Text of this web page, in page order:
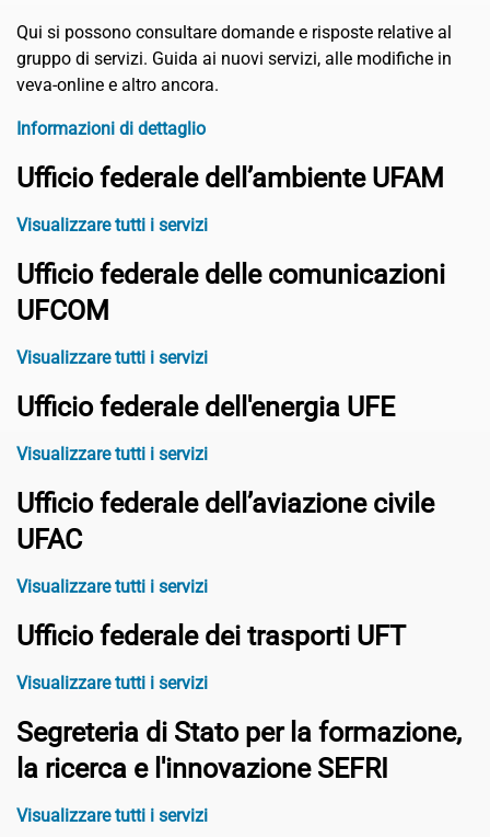
Qui si possono consultare domande e risposte relative al
gruppo di servizi. Guida ai nuovi servizi, alle modifiche in
veva-online e altro ancora.
Informazioni di dettaglio
Ufficio federale dell’ambiente UFAM
Visualizzare tutti i servizi
Ufficio federale delle comunicazioni
UFCOM
Visualizzare tutti i servizi
Ufficio federale dell'energia UFE
Visualizzare tutti i servizi
Ufficio federale dell’aviazione civile
UFAC
Visualizzare tutti i servizi
Ufficio federale dei trasporti UFT
Visualizzare tutti i servizi
Segreteria di Stato per la formazione,
la ricerca e l'innovazione SEFRI
Visualizzare tutti i servizi